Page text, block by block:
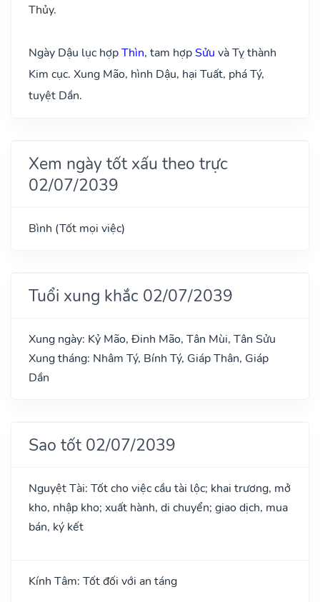
Thủy.
Ngày Dậu lục hợpThìn, tam hợpSửu và Tỵ thành
Kim cục. Xung Mão, hình Dậu, hại Tuất, phá Tý,
tuyệt Dần.
Xem ngày tốt xấu theo trực
02/07/2039
Bình (Tốt mọi việc)
Tuổi xung khắc 02/07/2039
Xung ngày: Kỷ Mão, Đinh Mão, Tân Mùi, Tân Sửu
Xung tháng: Nhâm Tý, Bính Tý, Giáp Thân, Giáp
Dần
Sao tốt 02/07/2039
Nguyệt Tài: Tốt cho việc cầu tài lộc; khai trương, mở
kho, nhập kho; xuất hành, di chuyển; giao dịch, mua
bán, ký kết
Kính Tâm: Tốt đối với an táng